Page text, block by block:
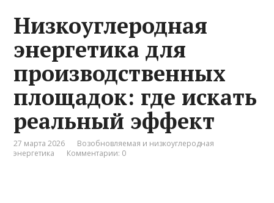
Низкоуглеродная
энергетика для
производственных
площадок: где искать
реальный эффект
27 марта 2026
Возобновляемая и низкоуглеродная
энергетика
Комментарии: 0